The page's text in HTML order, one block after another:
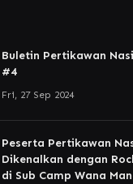
Buletin Pertikawan
#4
Fri, 27 Sep 2024
Peserta Pertikawan
Dikenalkan dengan
di Sub Camp Wana